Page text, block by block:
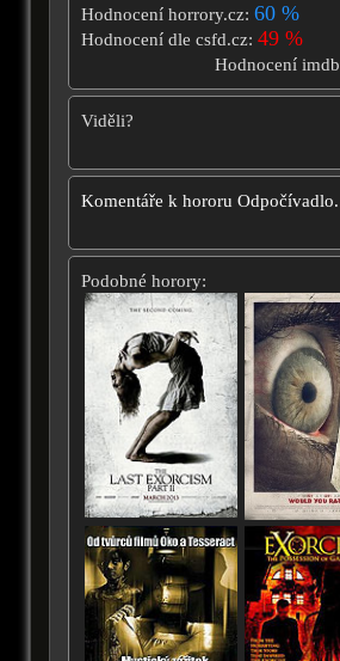
Hodnocení horrory.cz: 60 %
Hodnocení dle csfd.cz: 49 %
Hodnocení
Viděli?
Komentáře k hororu Odpočívadlo.
Podobné horory: